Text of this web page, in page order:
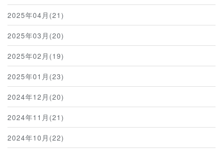
2025年04月(21)
2025年03月(20)
2025年02月(19)
2025年01月(23)
2024年12月(20)
2024年11月(21)
2024年10月(22)